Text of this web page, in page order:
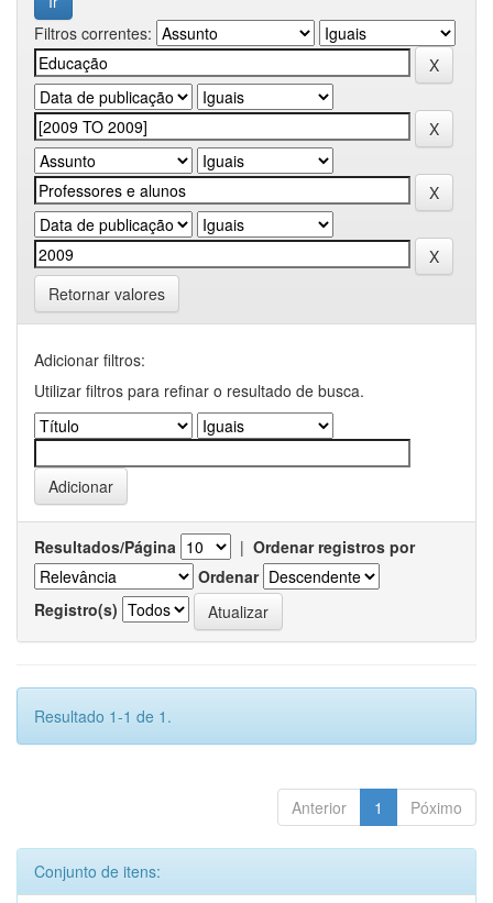
Filtros correntes:
Retornar valores
Adicionar filtros:
Utilizar filtros para refinar o resultado de busca.
Resultados/Página | Ordenar registros por
Ordenar
Registro(s)
Resultado 1-1 de 1.
Anterior 1 Póximo
Conjunto de itens: